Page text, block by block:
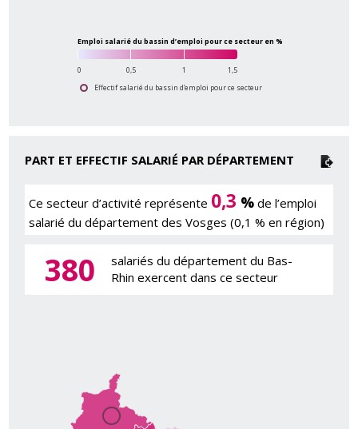
0 0,5 1
1,5
Effectif salarié du bassin d’emploi pour ce secteur
Emploi salarié du bassin d’emploi pour ce secteur en %
PART ET EFFECTIF SALARIÉ PAR DÉPARTEMENT
Ce secteur d’activité représente 0,3 % de l’emploi
salarié du département des Vosges (0,1 % en région)
380
salariés du département du Bas-
Rhin exercent dans ce secteur